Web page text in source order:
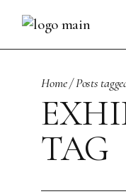
content
Home Posts
TAG